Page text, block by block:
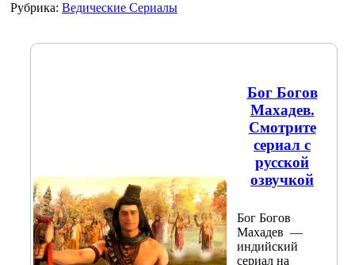
Рубрика: Ведические Сериалы
Бог Богов
Махадев.
Смотрите
сериал с
русской
озвучкой
Бог Богов
Махадев —
индийский
сериал на